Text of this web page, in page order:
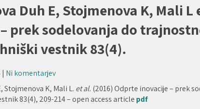
Duh E, Stojmenova K, Mali
prek sodelovanja do
vestnik 83(4).
| Ni komentarjev
Stojmenova K, Mali L. et al. (2016) Odprte inovacije – prek
83(4), 209-214 – open access article pdf